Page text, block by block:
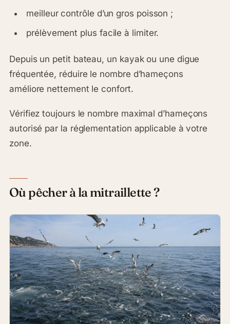
meilleur contrôle d’un gros poisson ;
prélèvement plus facile à limiter.
Depuis un petit bateau, un kayak ou une digue
fréquentée, réduire le nombre d’hameçons
améliore nettement le confort.
Vérifiez toujours le nombre maximal d’hameçons
autorisé par la réglementation applicable à votre
zone.
Où pêcher à la mitraillette ?